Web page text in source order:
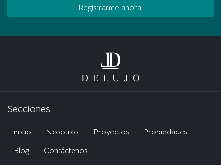
Registrarme ahora!
Secciones:
inicio Nosotros Proyectos
Propiedades
Blog
Contáctenos